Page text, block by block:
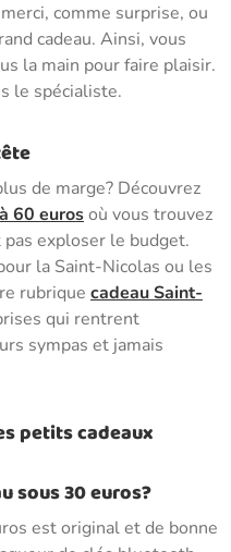
comme surprise, ou
cadeau. Ainsi, vous
la main pour faire plaisir.
le spécialiste.
de marge? Découvrez
60 eurosoù vous trouvez
exploser le budget.
la Saint-Nicolas ou les
rubrique cadeau Saint-
qui rentrent
sympas et jamais
petits cadeaux
sous 30 euros?
est original et de bonne